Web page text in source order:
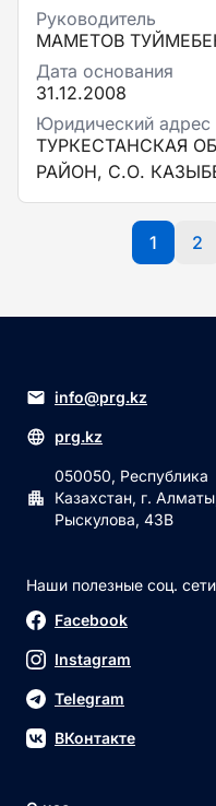
Руководитель
МАМЕТОВ
Дата основания
31.12.2008
Юридический адрес
ТУРКЕСТАНСКАЯ
РАЙОН, С.О.
1 2
info@prg.kz
prg.kz
050050, Республика
Казахстан, г.
Рыскулова, 43В
Наши полезные соц.
Facebook
Instagram
Telegram
ВКонтакте